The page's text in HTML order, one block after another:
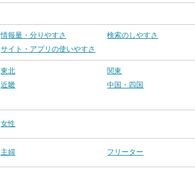
情報量・分りやすさ
検索のしやすさ
サイト・アプリの使いやすさ
東北
関東
近畿
中国・四国
女性
主婦 フリーター